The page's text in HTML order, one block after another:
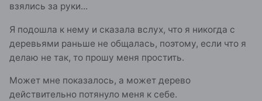
взялись за руки...
Я подошла к нему и сказала вслух, что я никогда с
деревьями раньше не общалась, поэтому, если что я
делаю не так, то прошу меня простить.
Может мне показалось, а может дерево
действительно потянуло меня к себе.